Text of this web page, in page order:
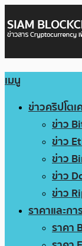
เมนู
ข่าวคริปโตเ
ข่าว
ข่าว
ข่าว
ข่าว
ข่าว
ราคาและกา
ราคา